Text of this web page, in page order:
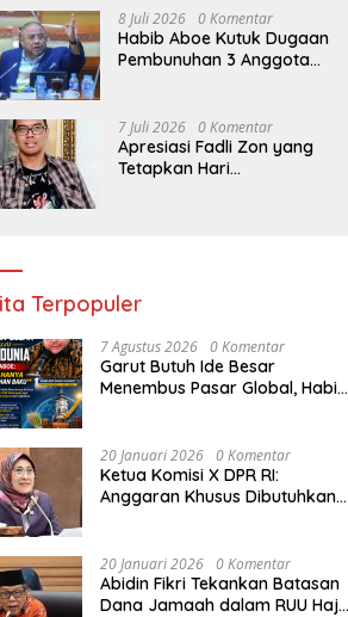
8 Juli 2026 0 Komentar
Habib Aboe Kutuk Dugaan
Pembunuhan 3 Anggota
7 Juli 2026 0 Komentar
Apresiasi Fadli Zon yang
Tetapkan Hari
Terpopuler
7 Agustus 2026 0 Komentar
Garut Butuh Ide Besar
Menembus Pasar Global, Habib
20 Januari 2026 0 Komentar
Ketua Komisi X DPR RI:
Anggaran Khusus Dibutuhkan
Akibat Bencana
20 Januari 2026 0 Komentar
Abidin Fikri Tekankan Batasan
Dana Jamaah dalam RUU Haji